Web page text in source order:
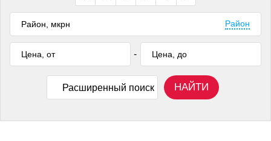
Район
-
Расширенный поиск НАЙТИ